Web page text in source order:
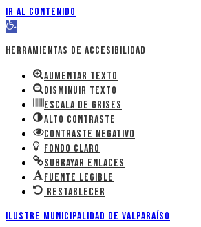
Ir al contenido
Abrir barra de herramientas
Herramientas de accesibilidad
Aumentar texto
Disminuir texto
Escala de grises
Alto contraste
Contraste negativo
Fondo claro
Subrayar enlaces
Fuente legible
Restablecer
Ilustre Municipalidad de Valparaíso